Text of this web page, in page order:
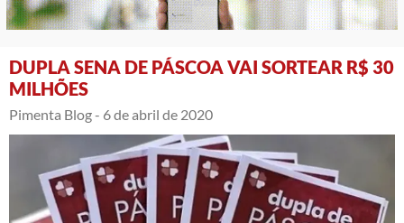
DUPLA SENA DE PÁSCOA VAI SORTEAR R$ 30
MILHÕES
Pimenta Blog - 6 de abril de 2020